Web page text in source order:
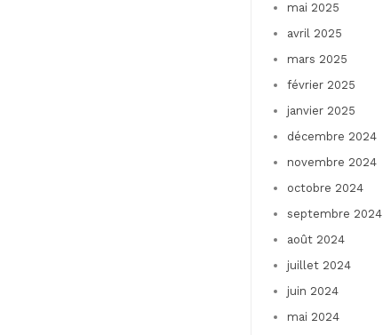
mai 2025
avril 2025
mars 2025
février 2025
janvier 2025
décembre 2024
novembre 2024
octobre 2024
septembre 2024
août 2024
juillet 2024
juin 2024
mai 2024